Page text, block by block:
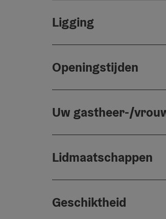
Ligging
Openingstijden
Uw gastheer-/
Lidmaatschappen
Geschiktheid